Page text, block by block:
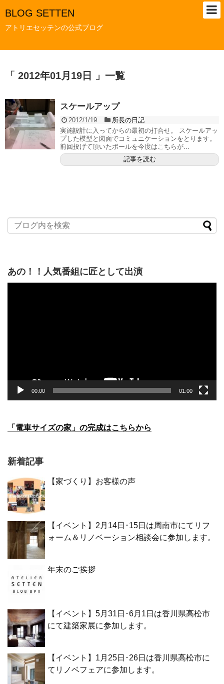
BLOG SETTEN
アトリエセッテンの公式ブログ
「 2012年01月19日 」一覧
スケールアップ
2012/1/19
所長の日記
実施設計に入ってからの最初の打合せ。 スケールアッ
プした模型と図面でコミュニケーションをとります。
前回投げて頂いたボールを今度はこちらが...
記事を読む
あの！！人気番組に匠として出演
00:00 01:00
「電車サイズの家」の完成はこちらから
新着記事
【家づくり】お客様の声
【イベント】2月14日･15日は周南市にてリフ
ォーム＆リノベーション相談会に参加します。
年末のご挨拶
【イベント】5月31日･6月1日は香川県高松市
にて建築家展に参加します。
【イベント】1月25日･26日は香川県高松市に
てリノベフェアに参加します。